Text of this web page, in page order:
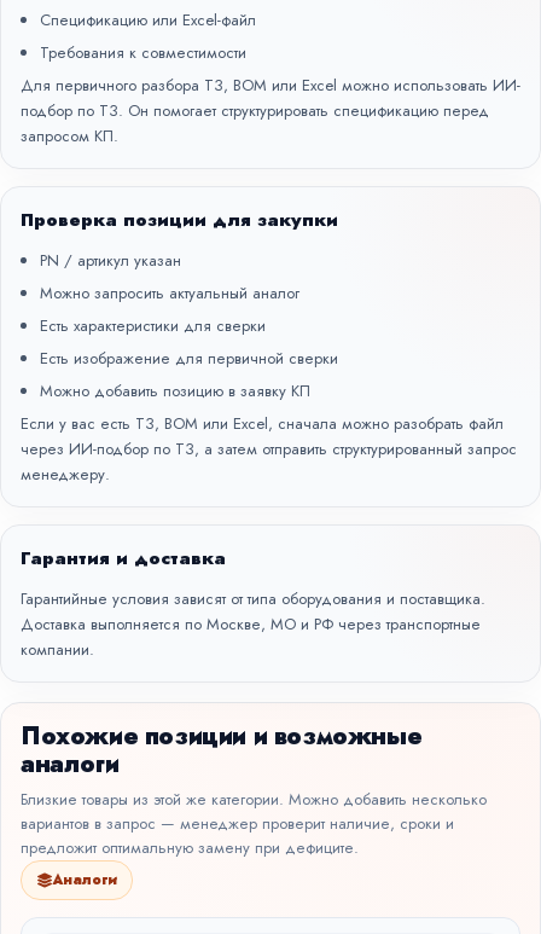
Спецификацию или Excel-файл
Требования к совместимости
Для первичного разбора ТЗ, BOM или Excel можно использовать ИИ-
подбор по ТЗ. Он помогает структурировать спецификацию перед
запросом КП.
Проверка позиции для закупки
PN / артикул указан
Можно запросить актуальный аналог
Есть характеристики для сверки
Есть изображение для первичной сверки
Можно добавить позицию в заявку КП
Если у вас есть ТЗ, BOM или Excel, сначала можно разобрать файл
через ИИ-подбор по ТЗ, а затем отправить структурированный запрос
менеджеру.
Гарантия и доставка
Гарантийные условия зависят от типа оборудования и поставщика.
Доставка выполняется по Москве, МО и РФ через транспортные
компании.
Похожие позиции и возможные
аналоги
Близкие товары из этой же категории. Можно добавить несколько
вариантов в запрос — менеджер проверит наличие, сроки и
предложит оптимальную замену при дефиците.
Аналоги